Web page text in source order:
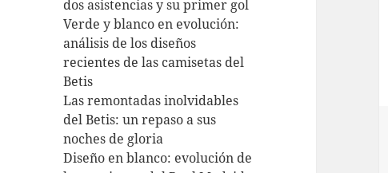
dos asistencias y su primer gol
Verde y blanco en evolución:
análisis de los diseños
recientes de las camisetas del
Betis
Las remontadas inolvidables
del Betis: un repaso a sus
noches de gloria
Diseño en blanco: evolución de